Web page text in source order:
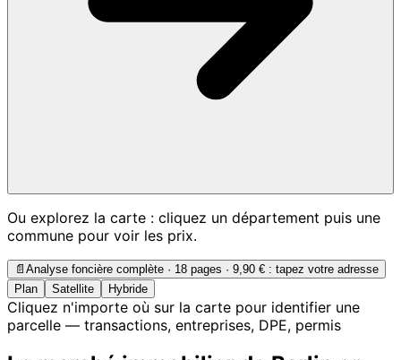
Ou explorez la carte : cliquez un département puis une
commune pour voir les prix.
📄 Analyse foncière complète · 18 pages · 9,90 € : tapez votre adresse
Plan
Satellite Hybride
Cliquez n'importe où sur la carte pour identifier une
parcelle — transactions, entreprises, DPE, permis